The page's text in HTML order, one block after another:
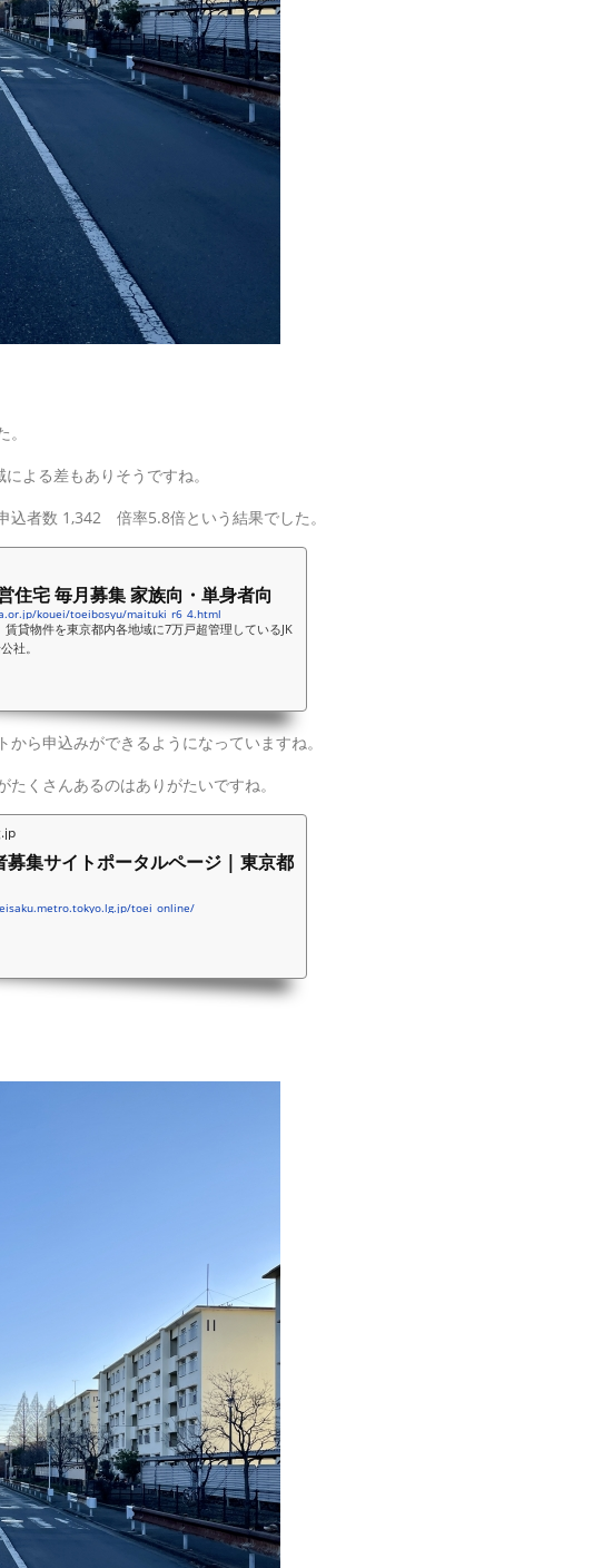
よる差もありそうですね。
者数 1,342 倍率5.8倍という結果でした。
住宅 毎月募集 家族向・単身者向
kouei/toeibosyu/maituki_r6_4.html
貸物件を東京都内各地域に7万戸超管理しているJK
社。
ら申込みができるようになっていますね。
くさんあるのはありがたいですね。
募集サイトポータルページ | 東京都
toei_online/